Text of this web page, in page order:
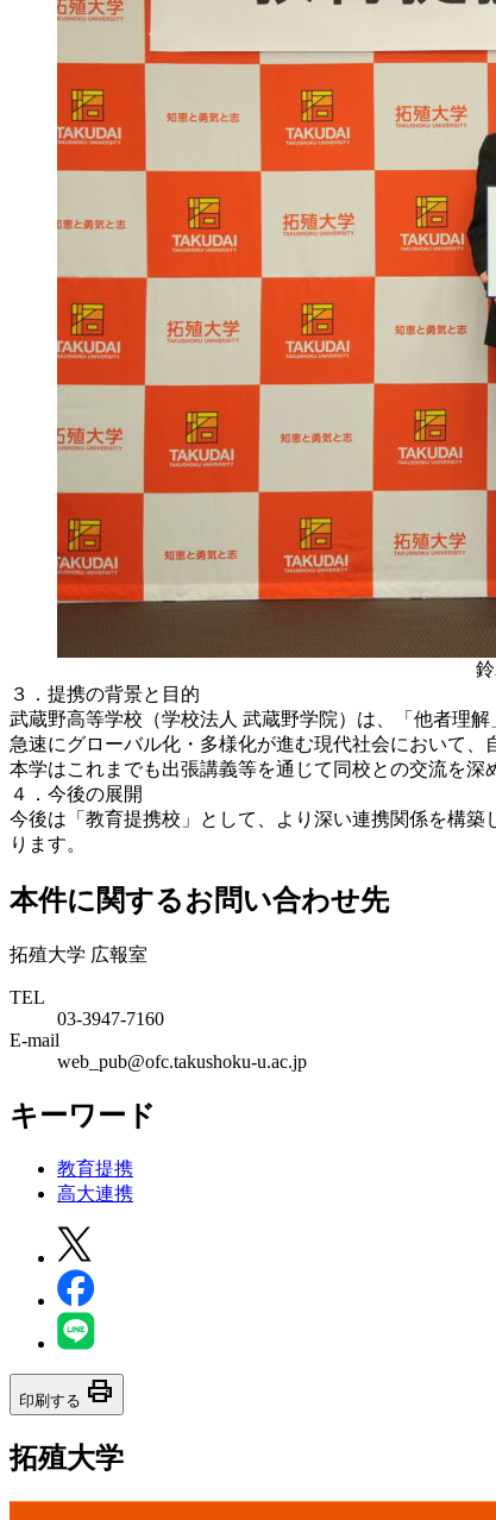
３．提携の背景と目的
武蔵野高等学校（学校法人 武蔵野学院）は、「他者理
急速にグローバル化・多様化が進む現代社会において
本学はこれまでも出張講義等を通じて同校との交流を
４．今後の展開
今後は「教育提携校」として、より深い連携関係を構
ります。
本件に関するお問い合わせ先
拓殖大学 広報室
TEL
03-3947-7160
E-mail
web_pub@ofc.takushoku-u.ac.jp
キーワード
教育提携
高大連携
印刷する print
拓殖大学